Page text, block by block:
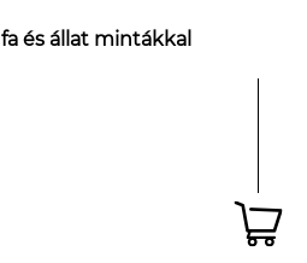
és állat mintákkal